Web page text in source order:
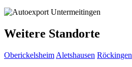
Weitere Standorte
Oberickelsheim Aletshausen Röckingen